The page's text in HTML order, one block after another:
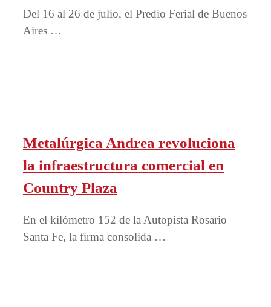
Del 16 al 26 de julio, el Predio Ferial de Buenos
Aires …
Metalúrgica Andrea revoluciona
la infraestructura comercial en
Country Plaza
En el kilómetro 152 de la Autopista Rosario–
Santa Fe, la firma consolida …